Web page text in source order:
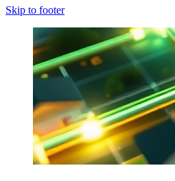
Skip to footer